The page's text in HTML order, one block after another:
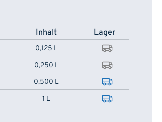
Inhalt Lager
0,125 L
0,250 L
0,500 L
1 L